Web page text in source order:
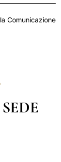
Comunicazione